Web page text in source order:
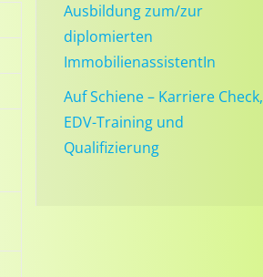
Ausbildung zum/zur
diplomierten
ImmobilienassistentIn
Auf Schiene – Karriere Check,
EDV-Training und
Qualifizierung